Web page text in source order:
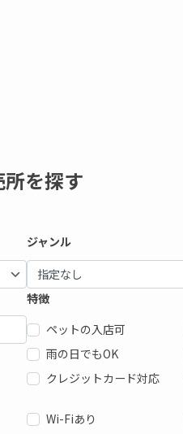
を探す
ジャンル
特徴
ペットの入店可
雨の日でもOK
クレジットカード対応
Wi-Fiあり